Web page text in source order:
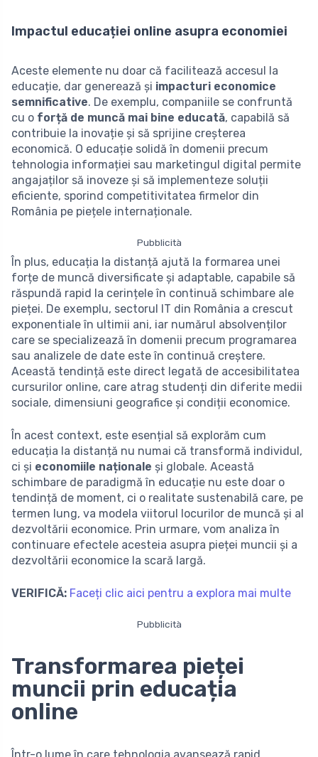
Impactul educației online asupra economiei
Aceste elemente nu doar că facilitează accesul la
educație, dar generează și impacturi economice
semnificative. De exemplu, companiile se confruntă
cu o forță de muncă mai bine educată, capabilă să
contribuie la inovație și să sprijine creșterea
economică. O educație solidă în domenii precum
tehnologia informației sau marketingul digital permite
angajaților să inoveze și să implementeze soluții
eficiente, sporind competitivitatea firmelor din
România pe piețele internaționale.
Pubblicità
În plus, educația la distanță ajută la formarea unei
forțe de muncă diversificate și adaptable, capabile să
răspundă rapid la cerințele în continuă schimbare ale
pieței. De exemplu, sectorul IT din România a crescut
exponentiale în ultimii ani, iar numărul absolvenților
care se specializează în domenii precum programarea
sau analizele de date este în continuă creștere.
Această tendință este direct legată de accesibilitatea
cursurilor online, care atrag studenți din diferite medii
sociale, dimensiuni geografice și condiții economice.
În acest context, este esențial să explorăm cum
educația la distanță nu numai că transformă individul,
ci și economiile naționale și globale. Această
schimbare de paradigmă în educație nu este doar o
tendință de moment, ci o realitate sustenabilă care, pe
termen lung, va modela viitorul locurilor de muncă și al
dezvoltării economice. Prin urmare, vom analiza în
continuare efectele acesteia asupra pieței muncii și a
dezvoltării economice la scară largă.
VERIFICĂ: Faceți clic aici pentru a explora mai multe
Pubblicità
Transformarea pieței
muncii prin educația
online